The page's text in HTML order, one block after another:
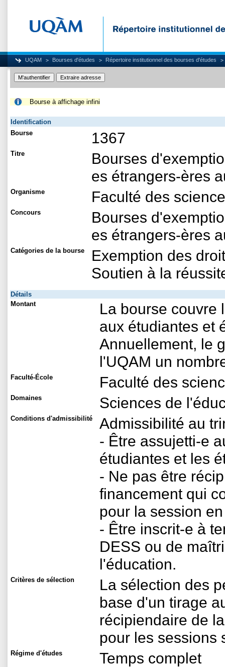
UQAM Bourses d'études Répertoire institutionnel des bourses d'études
Bourse à affichage infini
Identification
Bourse
1367
Titre
Bourses
es étrangers-ères
Organisme Faculté des
Concours
Bourses
es étrangers-ères
Catégories de la bourse
Exemption des
Soutien à la
Détails
Montant
La bourse couvre
aux étudiantes et
Annuellement, le
l'UQAM un
Faculté-École Faculté des
Domaines Sciences de
Conditions d'admissibilité
Admissibilité au
- Être assujetti-e
étudiantes et les
- Ne pas être
financement qui
pour la session
- Être inscrit-e à
DESS ou de
l'éducation.
Critères de sélection
La sélection des
base d'un tirage
récipiendaire de
pour les sessions
Régime d'études Temps complet